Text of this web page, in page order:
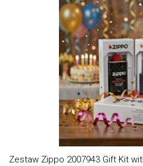
Zestaw Zippo 2007943 Gift Kit